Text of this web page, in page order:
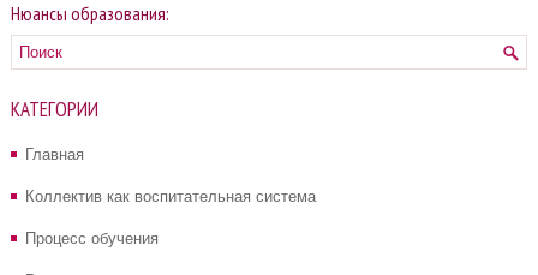
Нюансы образования:
КАТЕГОРИИ
Главная
Коллектив как воспитательная система
Процесс обучения